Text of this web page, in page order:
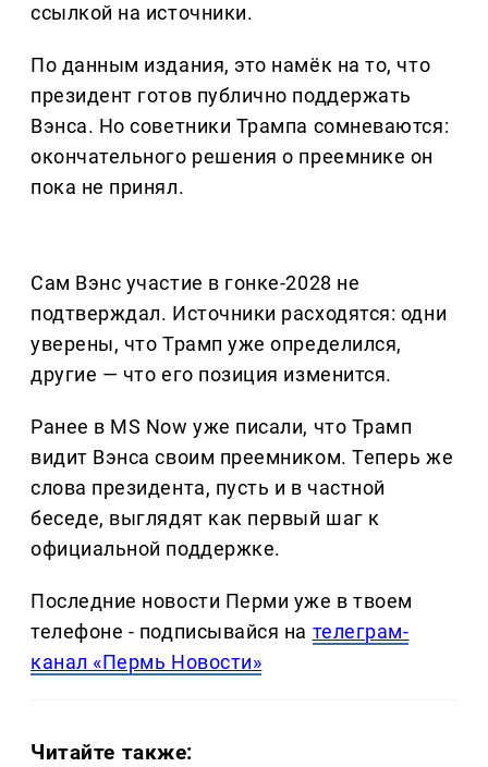
ссылкой на источники.
По данным издания, это намёк на то, что
президент готов публично поддержать
Вэнса. Но советники Трампа сомневаются:
окончательного решения о преемнике он
пока не принял.
Сам Вэнс участие в гонке-2028 не
подтверждал. Источники расходятся: одни
уверены, что Трамп уже определился,
другие — что его позиция изменится.
Ранее в MS Now уже писали, что Трамп
видит Вэнса своим преемником. Теперь же
слова президента, пусть и в частной
беседе, выглядят как первый шаг к
официальной поддержке.
Последние новости Перми уже в твоем
телефоне - подписывайся на телеграм-
канал «Пермь Новости»
Читайте также: